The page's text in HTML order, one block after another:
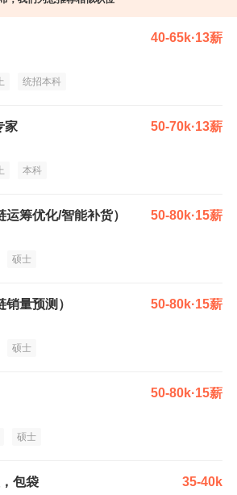
40-65k·13薪
统招本科
家 50-70k·13薪
本科
筹优化/智能补货） 50-80k·15薪
硕士
量预测） 50-80k·15薪
硕士
50-80k·15薪
硕士
包袋 35-40k